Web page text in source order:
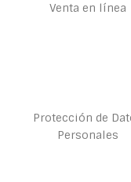
Venta en línea
Protección de
Personales